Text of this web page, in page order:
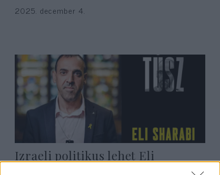
2025. december 4.
Izraeli politikus lehet Eli